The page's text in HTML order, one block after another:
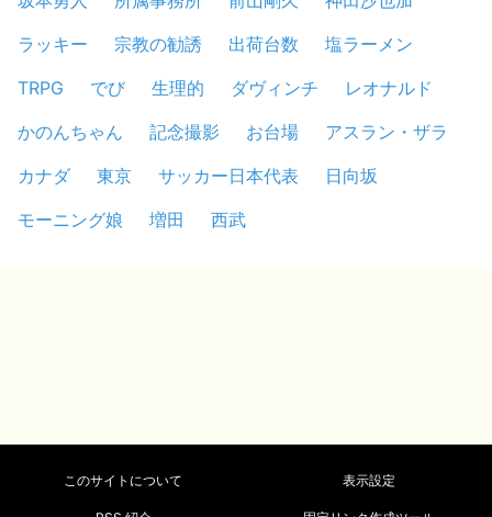
ラッキー
宗教の勧誘 出荷台数
塩ラーメン
TRPG
でび 生理的 ダヴィンチ
レオナルド
かのんちゃん
記念撮影 お台場
アスラン・ザラ
カナダ
東京 サッカー日本代表
日向坂
モーニング娘
増田 西武
このサイトについて 表示設定